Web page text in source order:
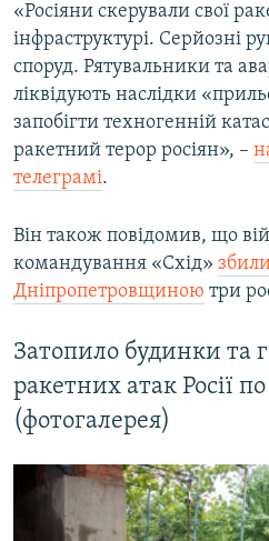
«Росіяни скерували свої
інфраструктурі. Серйозні
споруд. Рятувальники та
ліквідують наслідки
запобігти техногенній
ракетний терор росіян», –
телеграмі.
Він також повідомив, що
командування «Схід»
Дніпропетровщиною три
Затопило будинки та
ракетних атак Росії
(фотогалерея)